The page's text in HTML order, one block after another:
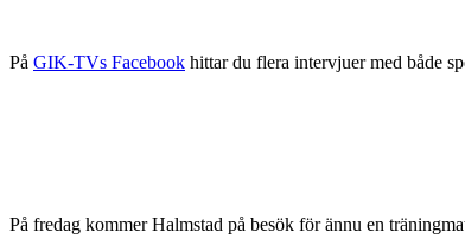
På GIK-TVs Facebook hittar du flera intervjuer med både
På fredag kommer Halmstad på besök för ännu en